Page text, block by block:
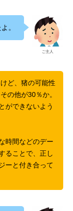
ご主人
。
ど、猪の可能性
の他が30％か。
ができないよう
時間などのデー
ることで、正し
ーと付き合って